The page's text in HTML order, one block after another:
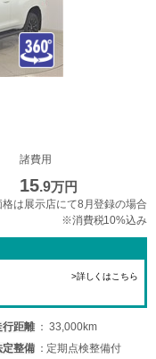
諸費用
15.9万円
は展示店にて8月登録の場合
※消費税10%込み
>詳しくはこちら
行距離
33,000km
定整備
定期点検整備付